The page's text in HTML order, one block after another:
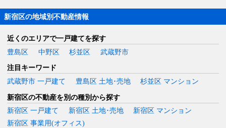
新宿区の地域別不動産情報
近くのエリアで一戸建てを探す
豊島区
中野区 杉並区 武蔵野市
注目キーワード
武蔵野市 一戸建て
豊島区 土地･売地 杉並区 マンション
新宿区の不動産を別の種別から探す
新宿区 一戸建て
新宿区 土地･売地
新宿区 マンション
新宿区 事業用(オフィス)